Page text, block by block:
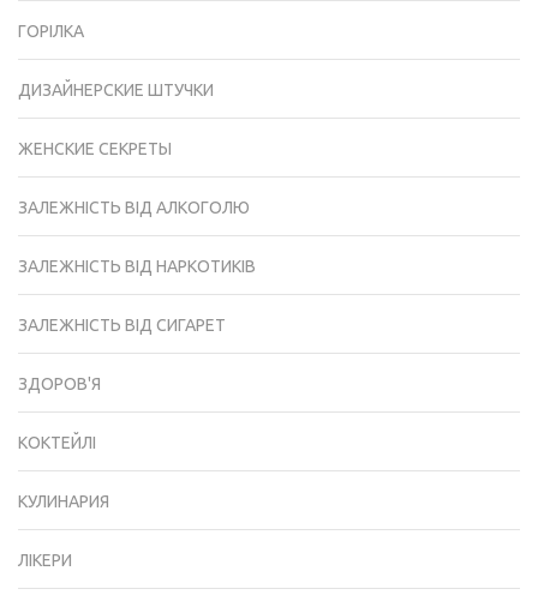
ГОРІЛКА
ДИЗАЙНЕРСКИЕ ШТУЧКИ
ЖЕНСКИЕ СЕКРЕТЫ
ЗАЛЕЖНІСТЬ ВІД АЛКОГОЛЮ
ЗАЛЕЖНІСТЬ ВІД НАРКОТИКІВ
ЗАЛЕЖНІСТЬ ВІД СИГАРЕТ
ЗДОРОВ'Я
КОКТЕЙЛІ
КУЛИНАРИЯ
ЛІКЕРИ